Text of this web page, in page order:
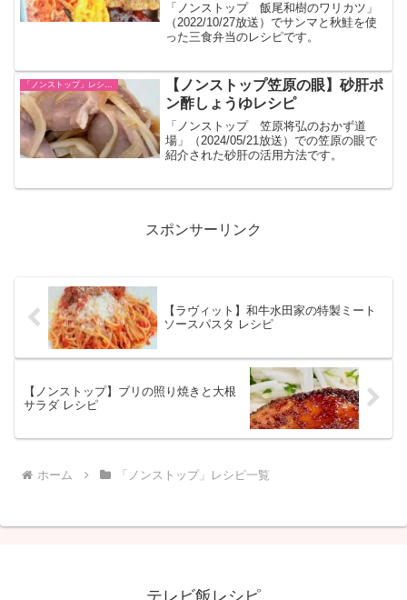
「ノンストップ 飯尾和樹のワリカツ」
（2022/10/27放送）でサンマと秋鮭を使
った三食弁当のレシピです。
「ノンストップ」レシピ一覧
【ノンストップ笠原の眼】砂肝ポ
ン酢しょうゆレシピ
「ノンストップ 笠原将弘のおかず道
場」（2024/05/21放送）での笠原の眼で
紹介された砂肝の活用方法です。
スポンサーリンク
【ラヴィット】和牛水田家の特製ミート
ソースパスタ レシピ
【ノンストップ】ブリの照り焼きと大根
サラダ レシピ
ホーム 「ノンストップ」レシピ一覧
テレビ飯レシピ